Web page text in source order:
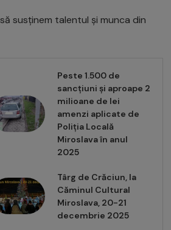
susținem talentul și munca din
Peste 1.500 de
sancțiuni și aproape 2
milioane de lei
amenzi aplicate de
Poliția Locală
Miroslava în anul
2025
Târg de Crăciun, la
Căminul Cultural
Miroslava, 20-21
decembrie 2025